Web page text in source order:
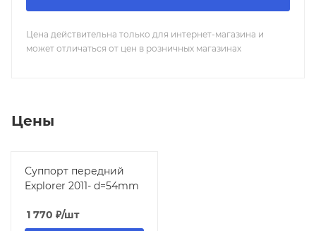
Цена действительна только для интернет-магазина и
может отличаться от цен в розничных магазинах
Цены
Суппорт передний
Explorer 2011- d=54mm
1 770 ₽/шт